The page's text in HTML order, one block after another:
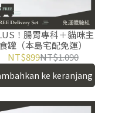
！腸胃專科＋貓咪主
食罐（本島宅配免運）
NT$899NT$1.090
ke keranjang